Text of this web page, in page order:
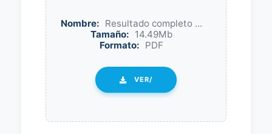
Nombre: Resultado completo ...
Tamaño: 14.49Mb
Formato: PDF
VER/